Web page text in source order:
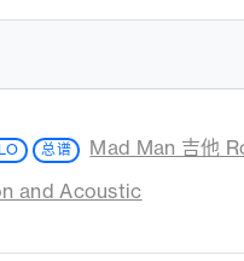
总谱 Mad Man 吉他
and Acoustic